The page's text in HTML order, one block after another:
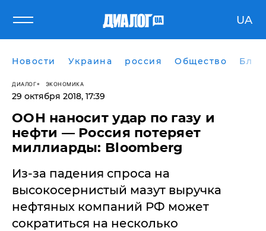
UA
Новости Украина россия Общество
ДИАЛОГ ЭКОНОМИКА
29 октября 2018, 17:39
ООН наносит удар по газу и
нефти — Россия потеряет
миллиарды: Bloomberg
Из-за падения спроса на
высокосернистый мазут выручка
нефтяных компаний РФ может
сократиться на несколько